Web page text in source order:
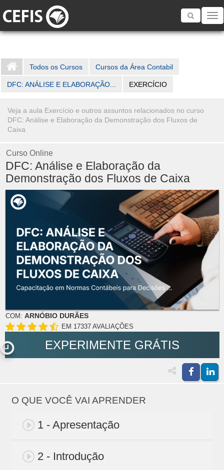
Toggle
Todos os Cursos Cursos da Área Contabil
DFC: ANÁLISE E ELABORAÇÃO... EXERCÍCIO
Veja a aula Exercício e outros assuntos relacionados no curso
DFC: Análise e Elaboração da Demonstração dos Fluxos de
Caixa
Curso Online
DFC: Análise e Elaboração da
Demonstração dos Fluxos de Caixa
COM: ARNÓBIO DURÃES
EM 17337 AVALIAÇÕES
EXPERIMENTE GRÁTIS
O QUE VOCÊ VAI APRENDER
1 - Apresentação
2 - Introdução